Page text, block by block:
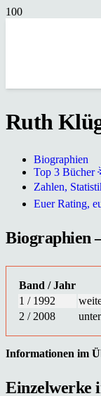
Ruth
Biographien
Top 3 Bücher
Zahlen,
Euer Rating,
Biographien
Band / Jahr
1 / 1992
2 / 2008
Informationen im
Einzelwerke